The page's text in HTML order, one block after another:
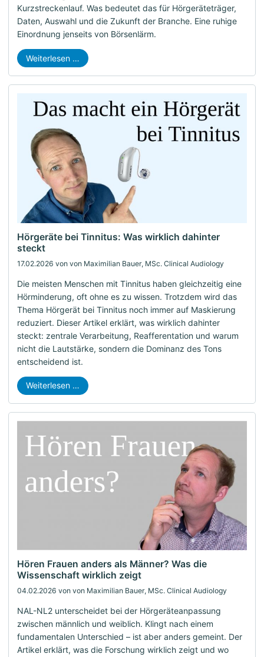
Kurzstreckenlauf. Was bedeutet das für Hörgeräteträger,
Daten, Auswahl und die Zukunft der Branche. Eine ruhige
Einordnung jenseits von Börsenlärm.
Weiterlesen …
17.02.2026 von von Maximilian Bauer, MSc. Clinical Audiology
Hörgeräte bei Tinnitus: Was wirklich dahinter
steckt
Die meisten Menschen mit Tinnitus haben gleichzeitig eine
Hörminderung, oft ohne es zu wissen. Trotzdem wird das
Thema Hörgerät bei Tinnitus noch immer auf Maskierung
reduziert. Dieser Artikel erklärt, was wirklich dahinter
steckt: zentrale Verarbeitung, Reafferentation und warum
nicht die Lautstärke, sondern die Dominanz des Tons
entscheidend ist.
Weiterlesen …
04.02.2026 von von Maximilian Bauer, MSc. Clinical Audiology
Hören Frauen anders als Männer? Was die
Wissenschaft wirklich zeigt
NAL-NL2 unterscheidet bei der Hörgeräteanpassung
zwischen männlich und weiblich. Klingt nach einem
fundamentalen Unterschied – ist aber anders gemeint. Der
Artikel erklärt, was die Forschung wirklich zeigt und wo